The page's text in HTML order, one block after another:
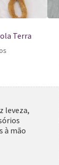
Terra
leveza,
à mão